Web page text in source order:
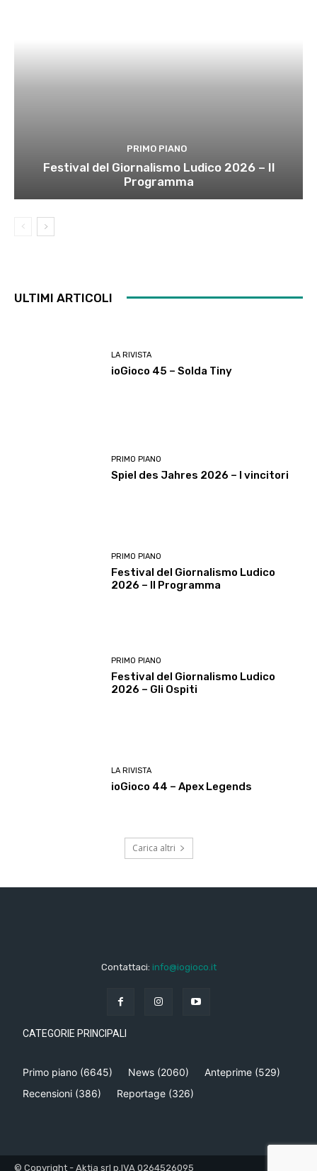
PRIMO PIANO
Festival del Giornalismo Ludico 2026 – Il
Programma
ULTIMI ARTICOLI
LA RIVISTA
ioGioco 45 – Solda Tiny
PRIMO PIANO
Spiel des Jahres 2026 – I vincitori
PRIMO PIANO
Festival del Giornalismo Ludico
2026 – Il Programma
PRIMO PIANO
Festival del Giornalismo Ludico
2026 – Gli Ospiti
LA RIVISTA
ioGioco 44 – Apex Legends
Carica altri
Contattaci: info@iogioco.it
CATEGORIE PRINCIPALI
Primo piano (6645) News (2060) Anteprime (529)
Recensioni (386) Reportage (326)
© Copyright - Aktia srl p.IVA 0264526095